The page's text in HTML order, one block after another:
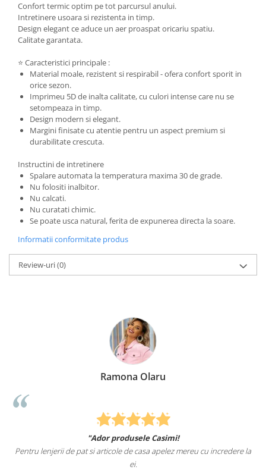
Confort termic optim pe tot parcursul anului.
Intretinere usoara si rezistenta in timp.
Design elegant ce aduce un aer proaspat oricariu spatiu.
Calitate garantata.
⭐ Caracteristici principale :
Material moale, rezistent si respirabil - ofera confort sporit in
orice sezon.
Imprimeu 5D de inalta calitate, cu culori intense care nu se
setompeaza in timp.
Design modern si elegant.
Margini finisate cu atentie pentru un aspect premium si
durabilitate crescuta.
Instructini de intretinere
Spalare automata la temperatura maxima 30 de grade.
Nu folositi inalbitor.
Nu calcati.
Nu curatati chimic.
Se poate usca natural, ferita de expunerea directa la soare.
Informatii conformitate produs
Review-uri(0)
Ramona Olaru
"Ador produsele Casimi!
Pentru lenjerii de pat si articole de casa apelez mereu cu incredere la
ei.